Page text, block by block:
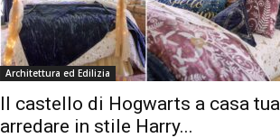
Architettura ed Edilizia
Il castello di Hogwarts a casa
arredare in stile Harry...